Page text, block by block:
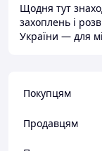
Щодня тут
захоплень і
України — для
Покупцям
Продавцям